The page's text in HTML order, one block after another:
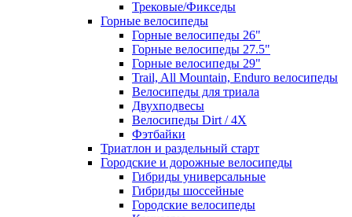
Трековые/Фикседы
Горные велосипеды
Горные велосипеды 26"
Горные велосипеды 27.5"
Горные велосипеды 29"
Trail, All Mountain, Enduro велосипеды
Велосипеды для триала
Двухподвесы
Велосипеды Dirt / 4X
Фэтбайки
Триатлон и раздельный старт
Городские и дорожные велосипеды
Гибриды универсальные
Гибриды шоссейные
Городские велосипеды